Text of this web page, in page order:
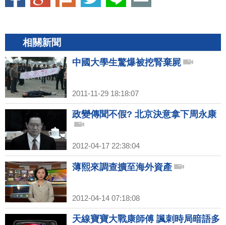
相關新聞
中國大學生驚爆被挖腎棄屍
2011-11-29 18:18:07
政變傳聞不假? 北京決意拿下周永康
2012-04-17 22:38:04
薄熙來調查擴至海外資產
2012-04-14 07:18:08
天線寶寶大戰康師傅 諷刺時局暗語多